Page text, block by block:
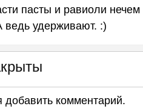
пасты и равиоли
ведь удерживают. :)
добавить комментарий.